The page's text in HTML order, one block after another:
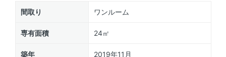
間取り ワンルーム
専有面積 24㎡
築年 2019年11月